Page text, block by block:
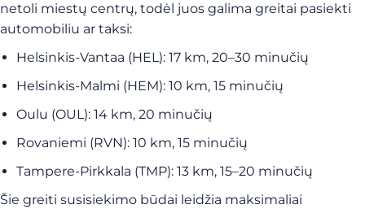
netoli miestų centrų, todėl juos galima greitai pasiekti
automobiliu ar taksi:
Helsinkis-Vantaa (HEL): 17 km, 20–30 minučių
Helsinkis-Malmi (HEM): 10 km, 15 minučių
Oulu (OUL): 14 km, 20 minučių
Rovaniemi (RVN): 10 km, 15 minučių
Tampere-Pirkkala (TMP): 13 km, 15–20 minučių
Šie greiti susisiekimo būdai leidžia maksimaliai